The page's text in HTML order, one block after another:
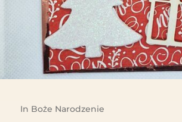
In Boże Narodzenie